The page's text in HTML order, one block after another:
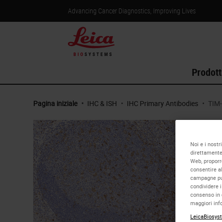
Advancing Cancer Diagnostics, Improving Lives
Pagina iniziale • IHC & ISH • IHC Primary Antibodies •
Noi e i
Web,
consentire
campagne
condividere
consenso in
maggiori